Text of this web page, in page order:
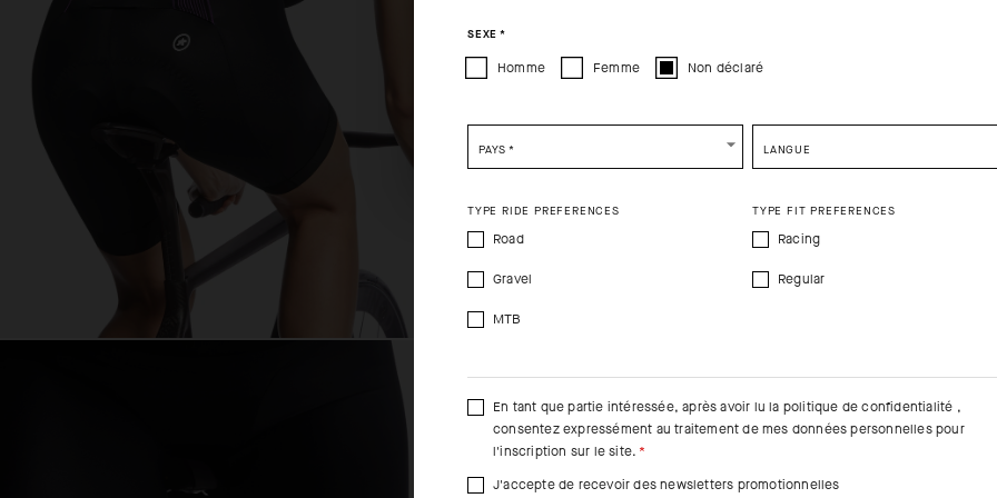
Please be advised that changing your location while shopping will remove all contents
SHIP TO ANOTHER COUNTRY.
SEXE *
Homme Femme Non déclaré
PAYS * LANGUE
TYPE RIDE PREFERENCES
Road
Gravel
MTB
TYPE FIT PREFERENCES
Racing
Regular
En tant que partie intéressée, après avoir lu la politique de confidentialité ,
consentez expressément au traitement de mes données personnelles pour
l'inscription sur le site.
J'accepte de recevoir des newsletters promotionnelles